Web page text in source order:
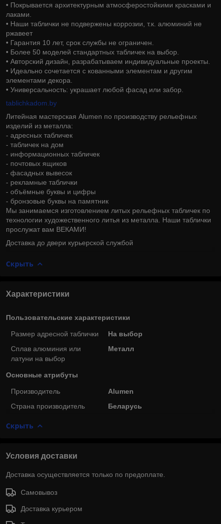
• Покрывается архитектурным атмосферостойкими красками и
лаками.
• Наши таблички не подвержены коррозии, т.к. алюминий не
ржавеет
• Гарантия 10 лет, срок службы не ограничен.
• Более 50 моделей стандартных табличек на выбор.
• Авторский дизайн, разрабатываем индивидуальные проекты.
• Идеально сочетается с кованными элементам и другим
элементами декора.
• Универсальность: украшает любой фасад или забор.
tablichkadom.by
Литейная мастерская Alumen по производству рельефных
изделий из металла:
- адресных табличек
- табличек на дом
- информационных табличек
- почтовых ящиков
- фасадных вывесок
- рекламные таблички
- объёмные буквы и цифры
- бронзовые буквы на памятник
Мы занимаемся изготовлением литых рельефных табличек по
технологии художественного литья из металла. Наши таблички
прослужат вам ВЕКАМИ!
Доставка до двери курьерской службой
Скрыть
Характеристики
Пользовательские характеристики
Размер адресной таблички
На выбор
Сплав алюминия или
латуни на выбор
Металл
Основные атрибуты
Производитель
Alumen
Страна производитель
Беларусь
Скрыть
Условия доставки
Доставка осуществляется только по предоплате.
Самовывоз
Доставка курьером